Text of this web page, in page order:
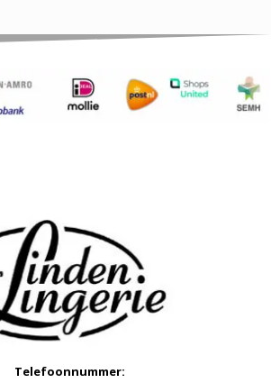
Telefoonnummer: